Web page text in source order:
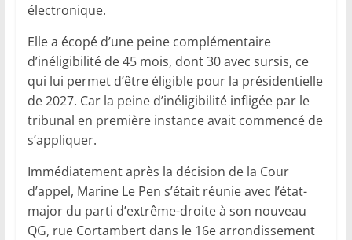
électronique.
Elle a écopé d’une peine complémentaire
d’inéligibilité de 45 mois, dont 30 avec sursis, ce
qui lui permet d’être éligible pour la présidentielle
de 2027. Car la peine d’inéligibilité infligée par le
tribunal en première instance avait commencé de
s’appliquer.
Immédiatement après la décision de la Cour
d’appel, Marine Le Pen s’était réunie avec l’état-
major du parti d’extrême-droite à son nouveau
QG, rue Cortambert dans le 16e arrondissement